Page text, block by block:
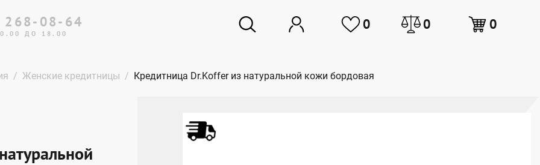
268-08-64
ДО 18.00
0 0 0
Женские кредитницы Кредитница Dr.Koffer из натуральной кожи бордовая